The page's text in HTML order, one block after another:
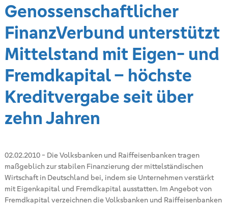
Genossenschaftlicher
FinanzVerbund unterstützt
Mittelstand mit Eigen- und
Fremdkapital – höchste
Kreditvergabe seit über
zehn Jahren
02.02.2010- Die Volksbanken und Raiffeisenbanken tragen
maßgeblich zur stabilen Finanzierung der mittelständischen
Wirtschaft in Deutschland bei, indem sie Unternehmen verstärkt
mit Eigenkapital und Fremdkapital ausstatten. Im Angebot von
Fremdkapital verzeichnen die Volksbanken und Raiffeisenbanken